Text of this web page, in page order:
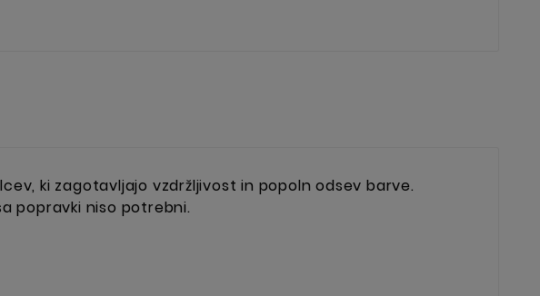
ki zagotavljajo vzdržljivost in popoln odsev barve.
popravki niso potrebni.